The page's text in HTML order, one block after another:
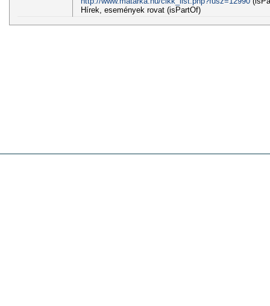
Hírek, események rovat (isPartOf)